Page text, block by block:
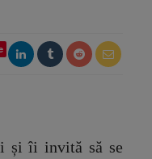
și îi invită să se